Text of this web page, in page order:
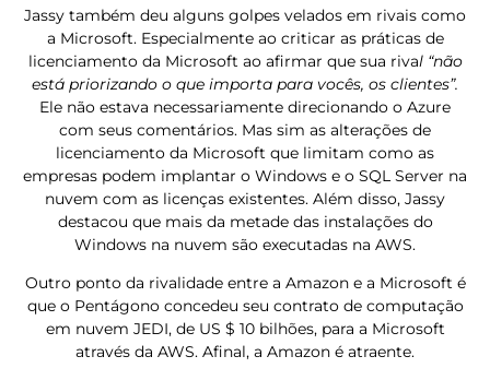
Jassy também deu alguns golpes velados em rivais como
a Microsoft. Especialmente ao criticar as práticas de
licenciamento da Microsoft ao afirmar que sua rival “não
está priorizando o que importa para vocês, os clientes”.
Ele não estava necessariamente direcionando o Azure
com seus comentários. Mas sim as alterações de
licenciamento da Microsoft que limitam como as
empresas podem implantar o Windows e o SQL Server na
nuvem com as licenças existentes. Além disso, Jassy
destacou que mais da metade das instalações do
Windows na nuvem são executadas na AWS.
Outro ponto da rivalidade entre a Amazon e a Microsoft é
que o Pentágono concedeu seu contrato de computação
em nuvem JEDI, de US $ 10 bilhões, para a Microsoft
através da AWS. Afinal, a Amazon é atraente.